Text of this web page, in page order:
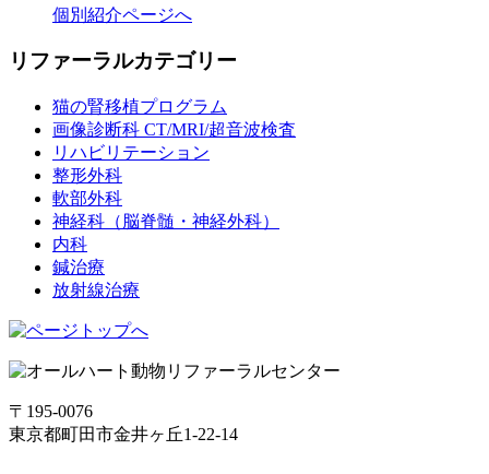
個別紹介ページへ
リファーラルカテゴリー
猫の腎移植プログラム
画像診断科 CT/MRI/超音波検査
リハビリテーション
整形外科
軟部外科
神経科（脳脊髄・神経外科）
内科
鍼治療
放射線治療
〒195-0076
東京都町田市金井ヶ丘1-22-14